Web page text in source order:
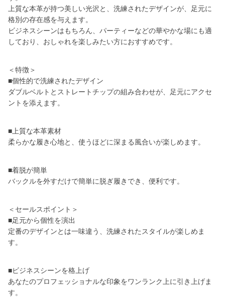
上質な本革が持つ美しい光沢と、洗練されたデザインが、足元に
格別の存在感を与えます。
ビジネスシーンはもちろん、パーティーなどの華やかな場にも適
しており、おしゃれを楽しみたい方におすすめです。
＜特徴＞
■個性的で洗練されたデザイン
ダブルベルトとストレートチップの組み合わせが、足元にアクセ
ントを添えます。
■上質な本革素材
柔らかな履き心地と、使うほどに深まる風合いが楽しめます。
■着脱が簡単
バックルを外すだけで簡単に脱ぎ履きでき、便利です。
＜セールスポイント＞
■足元から個性を演出
定番のデザインとは一味違う、洗練されたスタイルが楽しめま
す。
■ビジネスシーンを格上げ
あなたのプロフェッショナルな印象をワンランク上に引き上げま
す。